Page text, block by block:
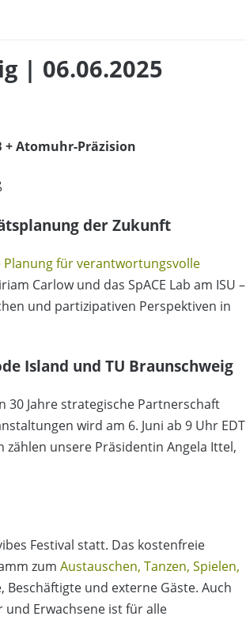
| 06.06.2025
+ Atomuhr-Präzision
der Zukunft
Planung für verantwortungsvolle
Carlow und das SpACE Lab am ISU –
und partizipativen Perspektiven in
Island und TU Braunschweig
30 Jahre strategische Partnerschaft
wird am 6. Juni ab 9 Uhr EDT
unsere Präsidentin Angela Ittel,
Festival statt. Das kostenfreie
zum Austauschen, Tanzen, Spielen,
und externe Gäste. Auch
Erwachsene ist für alle